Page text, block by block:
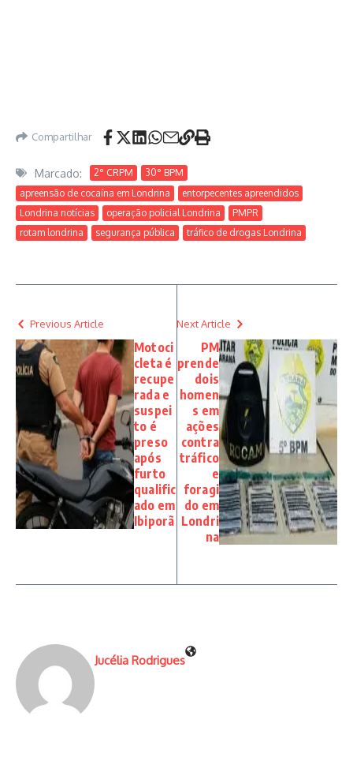
Compartilhar
Marcado: 2° CRPM
30° BPM
apreensão de cocaína em Londrina
entorpecentes apreendidos
Londrina notícias
operação policial Londrina
PMPR
rotam londrina
segurança pública tráfico de drogas Londrina
Previous Article
Motoci
cleta é
recupe
rada e
suspei
to é
preso
após
furto
qualific
ado em
Ibiporã
Next Article
PM
prende
dois
homen
s em
ações
contra
tráfico
e
foragi
do em
Londri
na
Jucélia Rodrigues